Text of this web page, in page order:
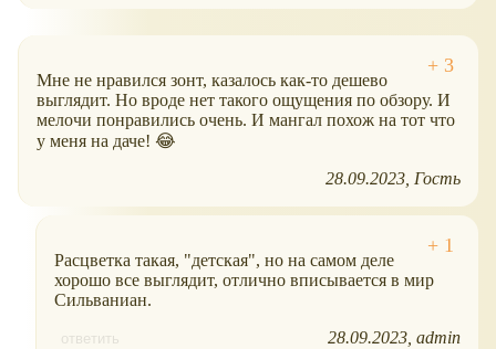
Мне не нравился зонт, казалось как-то дешево
выглядит. Но вроде нет такого ощущения по обзору. И
мелочи понравились очень. И мангал похож на тот что
у меня на даче! 😂
28.09.2023 Гость
Расцветка такая, "детская", но на самом деле
хорошо все выглядит, отлично вписывается в мир
Сильваниан.
ответить 28.09.2023 admin